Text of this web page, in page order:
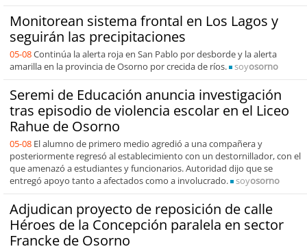
Monitorean sistema frontal en Los Lagos y
seguirán las precipitaciones
05-08Continúa la alerta roja en San Pablo por desborde y la alerta
amarilla en la provincia de Osorno por crecida de ríos.
soyosorno
Seremi de Educación anuncia investigación
tras episodio de violencia escolar en el Liceo
Rahue de Osorno
05-08 El alumno de primero medio agredió a una compañera y
posteriormente regresó al establecimiento con un destornillador, con el
que amenazó a estudiantes y funcionarios. Autoridad dijo que se
entregó apoyo tanto a afectados como a involucrado.
soyosorno
Adjudican proyecto de reposición de calle
Héroes de la Concepción paralela en sector
Francke de Osorno